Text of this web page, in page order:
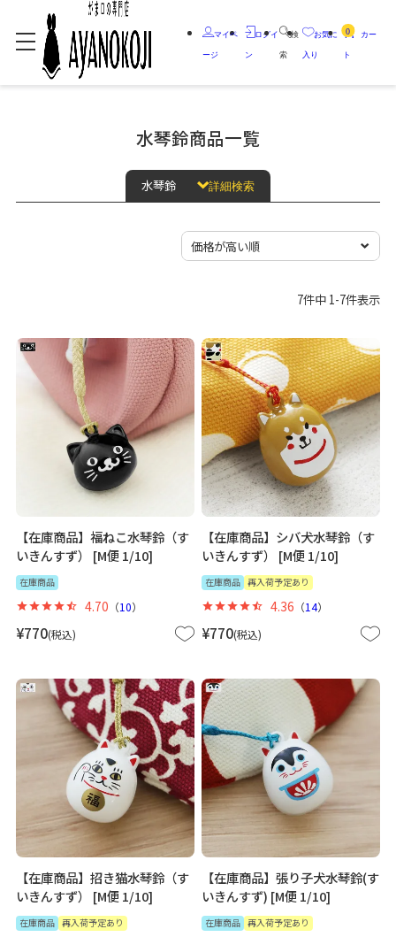
マイペ
ージ
ログイ
ン
検
索
お気に
入り
0 カー
ト
水琴鈴商品一覧
水琴鈴 詳細検索
7件中 1-7件表示
【在庫商品】福ねこ水琴鈴（す
いきんすず） [M便 1/10]
在庫商品
¥770 税込
4.70 （10）
【在庫商品】シバ犬水琴鈴（す
いきんすず） [M便 1/10]
在庫商品 再入荷予定あり
¥770 税込
4.36 （14）
【在庫商品】招き猫水琴鈴（す
いきんすず） [M便 1/10]
在庫商品 再入荷予定あり
【在庫商品】張り子犬水琴鈴(す
いきんすず) [M便 1/10]
在庫商品 再入荷予定あり